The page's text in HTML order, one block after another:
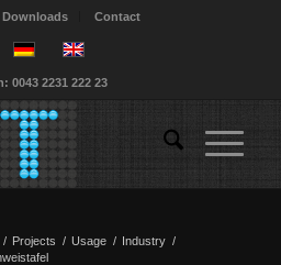
Downloads Contact
0043 2231 222 23
/ Projects / Usage / Industry /